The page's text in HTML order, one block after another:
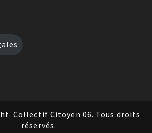
Collectif Citoyen 06. Tous droits
réservés.